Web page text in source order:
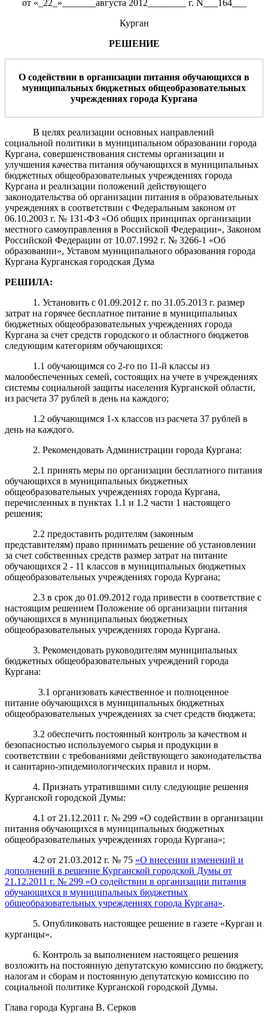
от «_22_»_______августа 2012________ г. N___164___
Курган
РЕШЕНИЕ
О содействии в организации питания обучающихся в
муниципальных бюджетных общеобразовательных
учреждениях города Кургана
В целях реализации основных направлений
социальной политики в муниципальном образовании города
Кургана, совершенствования системы организации и
улучшения качества питания обучающихся в муниципальных
бюджетных общеобразовательных учреждениях города
Кургана и реализации положений действующего
законодательства об организации питания в образовательных
учреждениях в соответствии с Федеральным законом от
06.10.2003 г. № 131-ФЗ «Об общих принципах организации
местного самоуправления в Российской Федерации», Законом
Российской Федерации от 10.07.1992 г. № 3266-1 «Об
образовании», Уставом муниципального образования города
Кургана Курганская городская Дума
РЕШИЛА:
1. Установить с 01.09.2012 г. по 31.05.2013 г. размер
затрат на горячее бесплатное питание в муниципальных
бюджетных общеобразовательных учреждениях города
Кургана за счет средств городского и областного бюджетов
следующим категориям обучающихся:
1.1 обучающимся со 2-го по 11-й классы из
малообеспеченных семей, состоящих на учете в учреждениях
системы социальной защиты населения Курганской области,
из расчета 37 рублей в день на каждого;
1.2 обучающимся 1-х классов из расчета 37 рублей в
день на каждого.
2. Рекомендовать Администрации города Кургана:
2.1 принять меры по организации бесплатного питания
обучающихся в муниципальных бюджетных
общеобразовательных учреждениях города Кургана,
перечисленных в пунктах 1.1 и 1.2 части 1 настоящего
решения;
2.2 предоставить родителям (законным
представителям) право принимать решение об установлении
за счет собственных средств размер затрат на питание
обучающихся 2 - 11 классов в муниципальных бюджетных
общеобразовательных учреждениях города Кургана;
2.3 в срок до 01.09.2012 года привести в соответствие с
настоящим решением Положение об организации питания
обучающихся в муниципальных бюджетных
общеобразовательных учреждениях города Кургана.
3. Рекомендовать руководителям муниципальных
бюджетных общеобразовательных учреждений города
Кургана:
3.1 организовать качественное и полноценное
питание обучающихся в муниципальных бюджетных
общеобразовательных учреждениях за счет средств бюджета;
3.2 обеспечить постоянный контроль за качеством и
безопасностью используемого сырья и продукции в
соответствии с требованиями действующего законодательства
и санитарно-эпидемиологических правил и норм.
4. Признать утратившими силу следующие решения
Курганской городской Думы:
4.1 от 21.12.2011 г. № 299 «О содействии в организации
питания обучающихся в муниципальных бюджетных
общеобразовательных учреждениях города Кургана»;
4.2 от 21.03.2012 г. № 75 «О внесении изменений и
дополнений в решение Курганской городской Думы от
21.12.2011 г. № 299 «О содействии в организации питания
обучающихся в муниципальных бюджетных
общеобразовательных учреждениях города Кургана».
5. Опубликовать настоящее решение в газете «Курган и
курганцы».
6. Контроль за выполнением настоящего решения
возложить на постоянную депутатскую комиссию по бюджету,
налогам и сборам и постоянную депутатскую комиссию по
социальной политике Курганской городской Думы.
Глава города Кургана В. Серков